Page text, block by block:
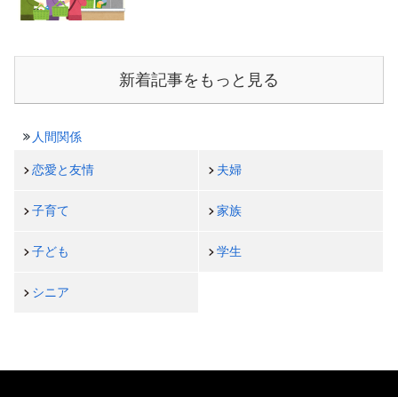
新着記事をもっと見る
人間関係
恋愛と友情 夫婦
子育て 家族
子ども 学生
シニア